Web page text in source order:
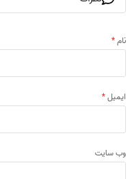
نام*
ایمیل*
وب‌ سایت